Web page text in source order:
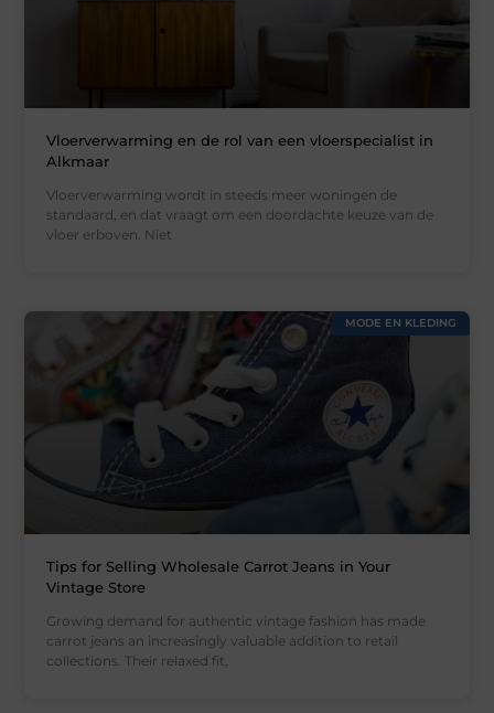
Vloerverwarming en de rol van een vloerspecialist in
Alkmaar
Vloerverwarming wordt in steeds meer woningen de
standaard, en dat vraagt om een doordachte keuze van de
vloer erboven. Niet
MODE EN KLEDING
Tips for Selling Wholesale Carrot Jeans in Your
Vintage Store
Growing demand for authentic vintage fashion has made
carrot jeans an increasingly valuable addition to retail
collections. Their relaxed fit,